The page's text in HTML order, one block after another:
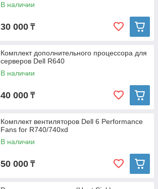
В наличии
30 000 ₸
Комплект дополнительного процессора для
серверов Dell R640
В наличии
40 000 ₸
Комплект вентиляторов Dell 6 Performance
Fans for R740/740xd
В наличии
50 000 ₸